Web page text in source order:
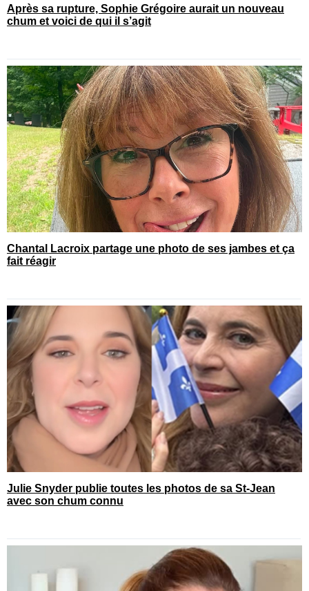
Après sa rupture, Sophie Grégoire aurait un nouveau
chum et voici de qui il s’agit
Chantal Lacroix partage une photo de ses jambes et ça
fait réagir
Julie Snyder publie toutes les photos de sa St-Jean
avec son chum connu